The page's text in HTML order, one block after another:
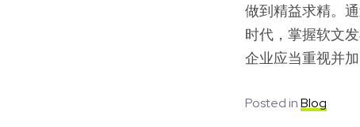
做到精益求精。
时代，掌握软文
企业应当重视并加
Posted inBlog